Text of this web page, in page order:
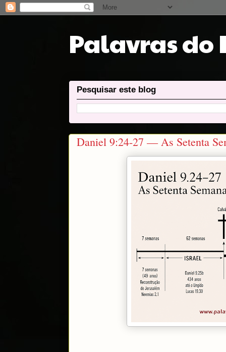
Palavras do
Pesquisar este blog
Daniel 9:24-27 — As Setenta